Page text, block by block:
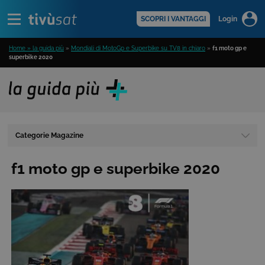
SCOPRI I VANTAGGI Login
Home » la guida più » Mondiali di MotoGp e Superbike su TV8 in chiaro » f1 moto gp e
superbike 2020
Categorie Magazine
f1 moto gp e superbike 2020